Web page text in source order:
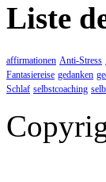
Liste
affirmationen Anti-Stress
Fantasiereise gedanken
Schlaf selbstcoaching